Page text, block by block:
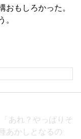
もしろかった。
。
あれ？やっぱりそ
あかしとなるの